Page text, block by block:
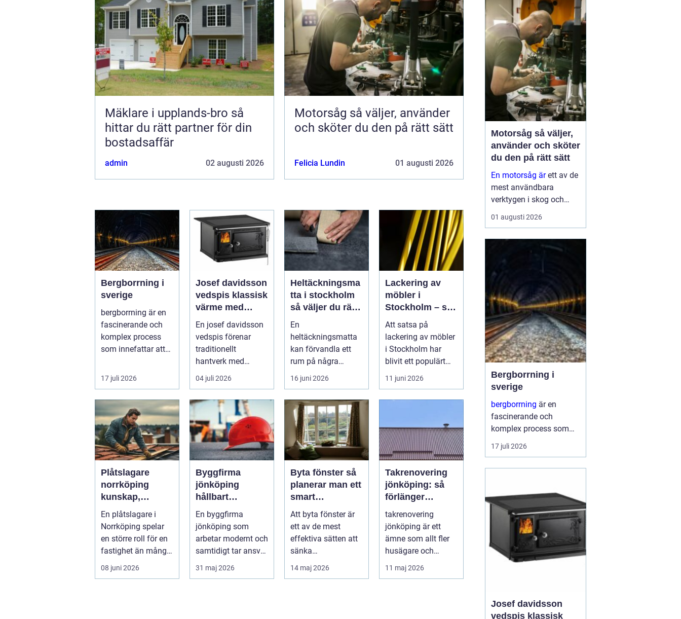
Mäklare i upplands-bro så
hittar du rätt partner för din
bostadsaffär
admin 02 augusti 2026
Motorsåg så väljer, använder
och sköter du den på rätt sätt
Felicia Lundin 01 augusti 2026
Bergborrning i
sverige
bergborrning är en
fascinerande och
komplex process
som innefattar att
och minerale...
17 juli 2026
Josef davidsson
vedspis klassisk
värme med
modern funktion
En josef davidsson
vedspis förenar
traditionellt
hantverk med
dagens krav på
effektiv, trygg och
mil...
04 juli 2026
Heltäckningsma
tta i stockholm
så väljer du rätt
matta till hem
och kontor
En
heltäckningsmatta
kan förvandla ett
rum på några
timmar. Golvet blir
mjukare, ljudnivån
sjunker o...
16 juni 2026
Lackering av
möbler i
Stockholm – så
förnyar du
hemmet med
professionell
möbellackering
Att satsa på
lackering av möbler
i Stockholm har
blivit ett populärt
alternativ f&ou...
11 juni 2026
Plåtslagare
norrköping
kunskap,
trygghet och
hållbara
taklösningar
En plåtslagare i
Norrköping spelar
en större roll för en
fastighet än många
tänker på. Rätt
utformad...
08 juni 2026
Byggfirma
jönköping
hållbart
byggande med
fokus på trä
En byggfirma
jönköping som
arbetar modernt och
samtidigt tar ansvar
för både människa
och miljö behö...
31 maj 2026
Byta fönster så
planerar man ett
smart
fönsterbyte
Att byta fönster är
ett av de mest
effektiva sätten att
sänka
energikostnader,
höja komforten och
14 maj 2026
Takrenovering
jönköping: så
förlänger
husägare
livslängden på
sina tak
takrenovering
jönköping är ett
ämne som allt fler
husägare och
fastighetsägare
intresserar sig för
11 maj 2026
sig snabbt, varje område
har sina egna
förutsättningar och små
detaljer kan göra stor
skillnad för slutpriset. En
02 augusti 2026
Motorsåg så väljer,
använder och sköter
du den på rätt sätt
En motorsåg ärett av de
mest användbara
verktygen i skog och
trädgård. Den sparar tid,
gör tunga jobb möjliga
avgörande del av både
yrkesliv och fritid.
Samtidigt kräver
verktyget respekt, kun...
01 augusti 2026
Bergborrning i
sverige
bergborrning är en
fascinerande och
komplex process som
innefattar att borra
genom sten och
av stabila fundament
för...
17 juli 2026
Josef davidsson
vedspis klassisk